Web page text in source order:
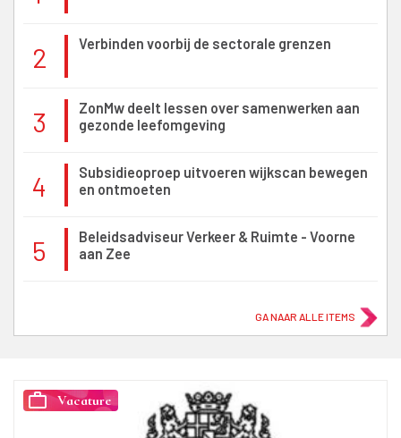
2 Verbinden voorbij de sectorale grenzen
3
ZonMw deelt lessen over samenwerken aan
gezonde leefomgeving
4
Subsidieoproep uitvoeren wijkscan bewegen
en ontmoeten
5
Beleidsadviseur Verkeer & Ruimte - Voorne
aan Zee
GA NAAR ALLE ITEMS
work_outline Vacature